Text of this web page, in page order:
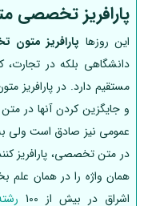
پارافریز تخصصی
این روزها پارافریز
دانشگاهی بلکه در تجارت،
مستقیم دارد. در پارافریز
و جایگزین کردن آنها در
عمومی نیز صادق است ولی
در متن تخصصی، پارافریز
همان واژه را در همان
اشراق در بیش از 100